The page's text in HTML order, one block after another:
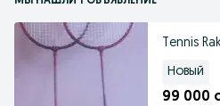
Tennis
Новый
99 000